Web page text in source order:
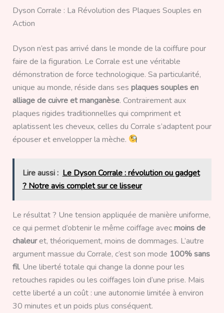
Dyson Corrale : La Révolution des Plaques Souples en
Action
Dyson n’est pas arrivé dans le monde de la coiffure pour
faire de la figuration. Le Corrale est une véritable
démonstration de force technologique. Sa particularité,
unique au monde, réside dans ses plaques souples en
alliage de cuivre et manganèse. Contrairement aux
plaques rigides traditionnelles qui compriment et
aplatissent les cheveux, celles du Corrale s’adaptent pour
épouser et envelopper la mèche.
Lire aussi : Le Dyson Corrale : révolution ou gadget
? Notre avis complet sur ce lisseur
Le résultat ? Une tension appliquée de manière uniforme,
ce qui permet d’obtenir le même coiffage avecmoins de
chaleuret, théoriquement, moins de dommages. L’autre
argument massue du Corrale, c’est son mode 100% sans
fil. Une liberté totale qui change la donne pour les
retouches rapides ou les coiffages loin d’une prise. Mais
cette liberté a un coût : une autonomie limitée à environ
30 minutes et un poids plus conséquent.